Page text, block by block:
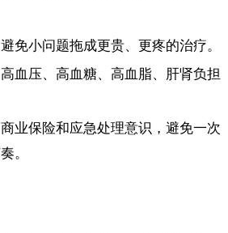
免小问题拖成更贵、更疼的治疗。
血压、高血糖、高血脂、肝肾负担
业保险和应急处理意识，避免一次
。